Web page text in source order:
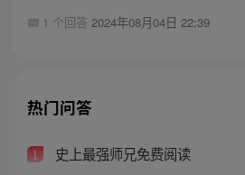
1 个回答 2024年08月04日 22:39
热门问答
1 史上最强师兄免费阅读